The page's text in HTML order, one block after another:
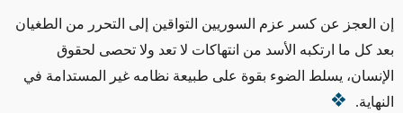
إن العجز عن كسر عزم السوريين التواقين إلى التحرر من الطغيان
بعد كل ما ارتكبه الأسد من انتهاكات لا تعد ولا تحصى لحقوق
الإنسان، يسلط الضوء بقوة على طبيعة نظامه غير المستدامة في
النهاية.